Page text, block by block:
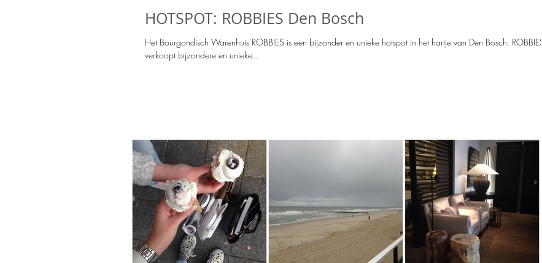
HOTSPOT: ROBBIES Den Bosch
Het Bourgondisch Warenhuis ROBBIES is een bijzonder en unieke hotspot in het hartje van Den Bosch. ROBBIES
verkoopt bijzondere en unieke...